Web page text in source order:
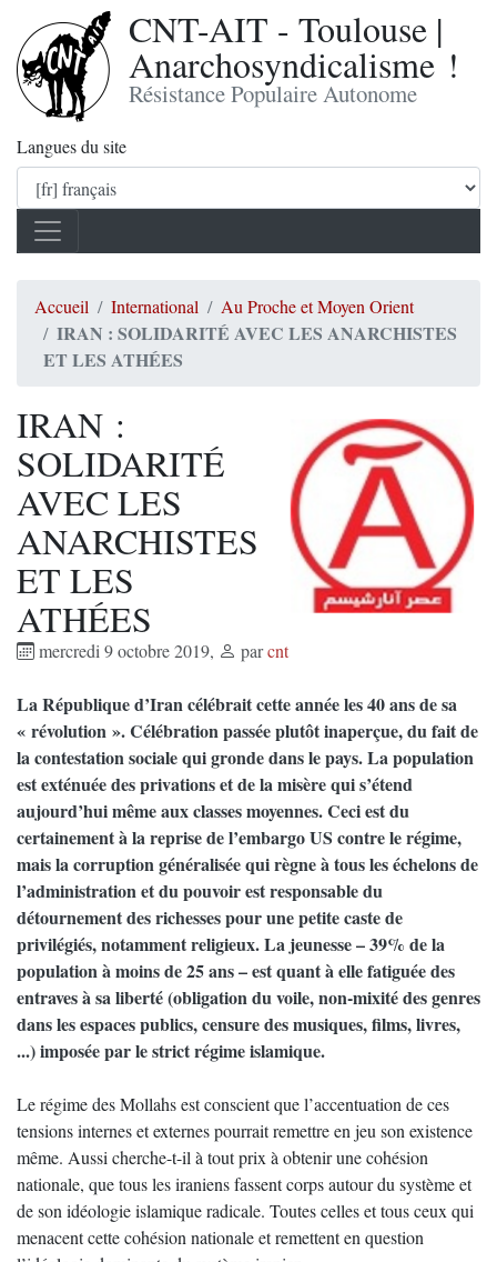
CNT-AIT - Toulouse |
Anarchosyndicalisme !
Résistance Populaire Autonome
Langues du site
Accueil International Au Proche et Moyen Orient
IRAN : SOLIDARITÉ AVEC LES ANARCHISTES
ET LES ATHÉES
IRAN :
SOLIDARITÉ
AVEC LES
ANARCHISTES
ET LES
ATHÉES
mercredi 9 octobre 2019, parcnt
La République d’Iran célébrait cette année les 40 ans de sa
« révolution ». Célébration passée plutôt inaperçue, du fait de
la contestation sociale qui gronde dans le pays. La population
est exténuée des privations et de la misère qui s’étend
aujourd’hui même aux classes moyennes. Ceci est du
certainement à la reprise de l’embargo US contre le régime,
mais la corruption généralisée qui règne à tous les échelons de
l’administration et du pouvoir est responsable du
détournement des richesses pour une petite caste de
privilégiés, notamment religieux. La jeunesse – 39% de la
population à moins de 25 ans – est quant à elle fatiguée des
entraves à sa liberté (obligation du voile, non-mixité des genres
dans les espaces publics, censure des musiques, films, livres,
...) imposée par le strict régime islamique.
Le régime des Mollahs est conscient que l’accentuation de ces
tensions internes et externes pourrait remettre en jeu son existence
même. Aussi cherche-t-il à tout prix à obtenir une cohésion
nationale, que tous les iraniens fassent corps autour du système et
de son idéologie islamique radicale. Toutes celles et tous ceux qui
menacent cette cohésion nationale et remettent en question